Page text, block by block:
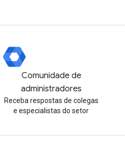
Comunidade de
administradores
Receba respostas de colegas
e especialistas do setor